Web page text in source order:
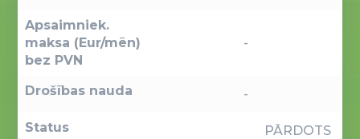
Apsaimniek.
maksa (Eur/mēn)
bez PVN
-
Drošības nauda -
Status PĀRDOTS